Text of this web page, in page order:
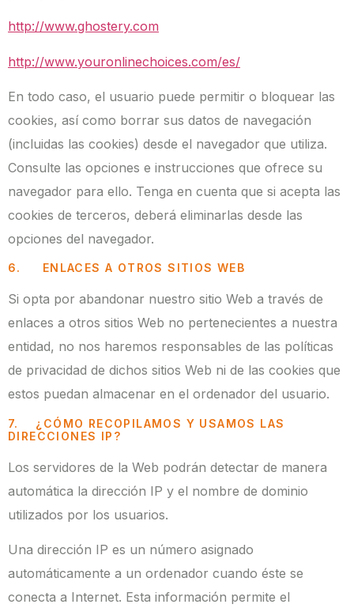
http://www.ghostery.com
http://www.youronlinechoices.com/es/
En todo caso, el usuario puede permitir o bloquear las
cookies, así como borrar sus datos de navegación
(incluidas las cookies) desde el navegador que utiliza.
Consulte las opciones e instrucciones que ofrece su
navegador para ello. Tenga en cuenta que si acepta las
cookies de terceros, deberá eliminarlas desde las
opciones del navegador.
6. ENLACES A OTROS SITIOS WEB
Si opta por abandonar nuestro sitio Web a través de
enlaces a otros sitios Web no pertenecientes a nuestra
entidad, no nos haremos responsables de las políticas
de privacidad de dichos sitios Web ni de las cookies que
estos puedan almacenar en el ordenador del usuario.
7. ¿CÓMO RECOPILAMOS Y USAMOS LAS
DIRECCIONES IP?
Los servidores de la Web podrán detectar de manera
automática la dirección IP y el nombre de dominio
utilizados por los usuarios.
Una dirección IP es un número asignado
automáticamente a un ordenador cuando éste se
conecta a Internet. Esta información permite el